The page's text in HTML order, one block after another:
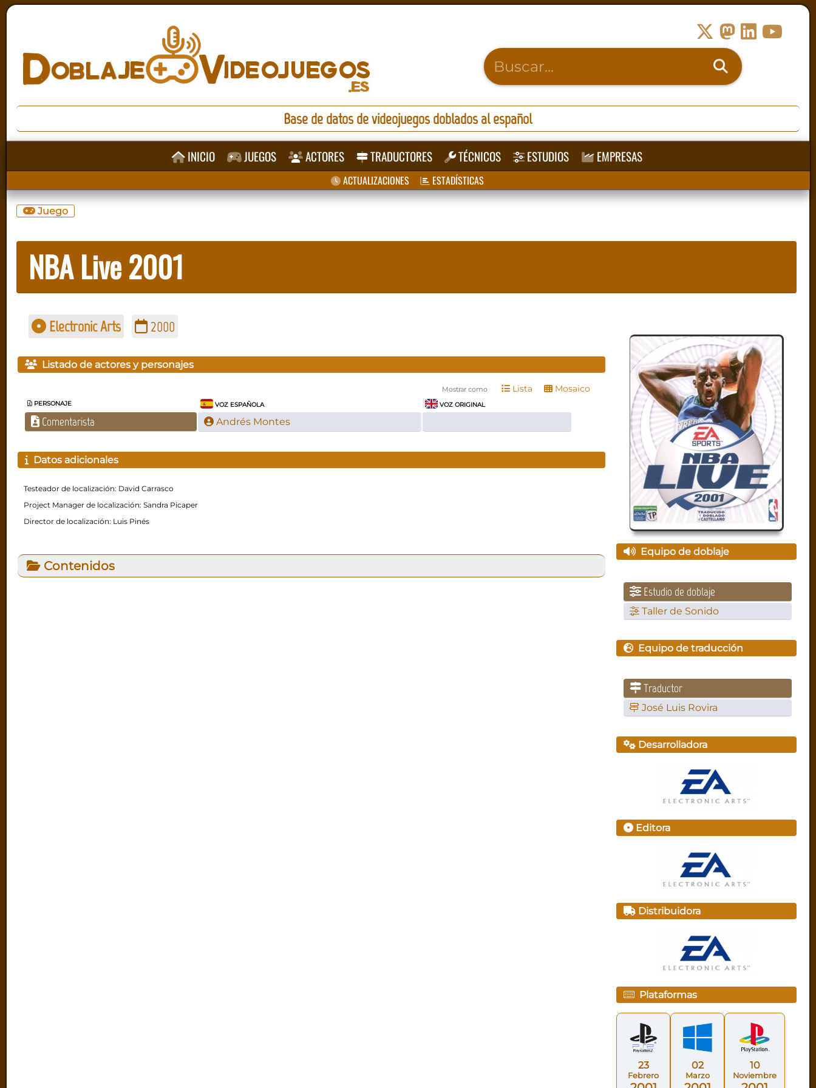
Base de datos de videojuegos doblados al español
INICIO JUEGOS ACTORES TRADUCTORES TÉCNICOS ESTUDIOS EMPRESAS
ACTUALIZACIONES ESTADÍSTICAS
Juego
NBA Live 2001
Electronic Arts 2000
Listado de actores y personajes
Mostrar como Lista Mosaico
PERSONAJE VOZ ESPAÑOLA VOZ ORIGINAL
Comentarista Andrés Montes
Datos adicionales
Testeador de localización: David Carrasco
Project Manager de localización: Sandra Picaper
Director de localización: Luis Pinés
Contenidos
Equipo de doblaje
Estudio de doblaje
Taller de Sonido
Equipo de traducción
Traductor
José Luis Rovira
Desarrolladora
Editora
Distribuidora
Plataformas
23
Febrero
02
Marzo
10
Noviembre